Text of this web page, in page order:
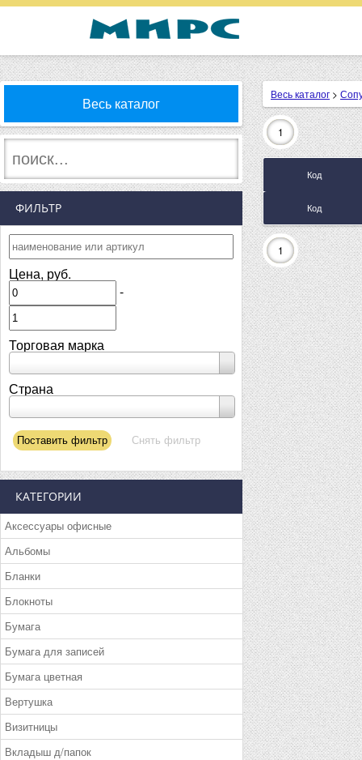
Весь каталог
ФИЛЬТР
Цена, руб.
-
Торговая марка
Страна
КАТЕГОРИИ
Аксессуары офисные
Альбомы
Бланки
Блокноты
Бумага
Бумага для записей
Бумага цветная
Вертушка
Визитницы
Вкладыш д/папок
Весь каталог >
1
Код
Код
1